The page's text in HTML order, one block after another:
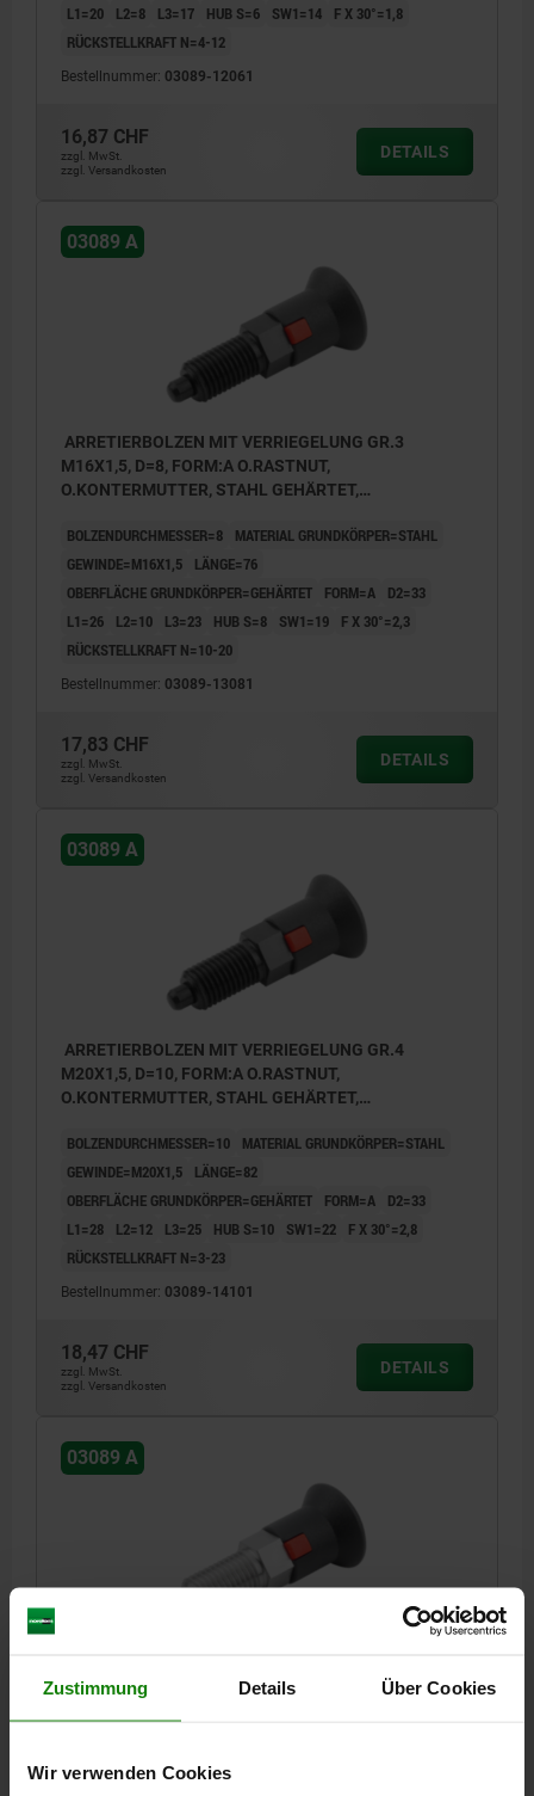
Zustimmung Details Über Cookies
Wir verwenden Cookies
L1=20 L2=8 L3=17 HUB S=6 SW1=14
F X 30°=1,8
RÜCKSTELLKRAFT N=4-12
Bestellnummer: 03089-12061
16,87 CHF
zzgl. MwSt.
zzgl. Versandkosten
DETAILS
03089 A
ARRETIERBOLZEN MIT VERRIEGELUNG GR.3
M16X1,5, D=8, FORM:A O.RASTNUT,
O.KONTERMUTTER, STAHL GEHÄRTET,
BOLZENDURCHMESSER=8
MATERIAL GRUNDKÖRPER=STAHL
GEWINDE=M16X1,5
LÄNGE=76
OBERFLÄCHE GRUNDKÖRPER=GEHÄRTET
FORM=A
D2=33
L1=26
L2=10 L3=23 HUB S=8 SW1=19
F X 30°=2,3
RÜCKSTELLKRAFT N=10-20
Bestellnummer: 03089-13081
17,83 CHF
zzgl. MwSt.
zzgl. Versandkosten
DETAILS
03089 A
ARRETIERBOLZEN MIT VERRIEGELUNG GR.4
M20X1,5, D=10, FORM:A O.RASTNUT,
O.KONTERMUTTER, STAHL GEHÄRTET,
BOLZENDURCHMESSER=10
MATERIAL GRUNDKÖRPER=STAHL
GEWINDE=M20X1,5
LÄNGE=82
OBERFLÄCHE GRUNDKÖRPER=GEHÄRTET
FORM=A
D2=33
L1=28
L2=12 L3=25 HUB S=10 SW1=22
F X 30°=2,8
RÜCKSTELLKRAFT N=3-23
Bestellnummer: 03089-14101
18,47 CHF
zzgl. MwSt.
zzgl. Versandkosten
DETAILS
03089 A
D=5, FORM:A O.RASTNUT, O.KONTERMUTTER,
GEWINDE=M10X1 LÄNGE=50,5